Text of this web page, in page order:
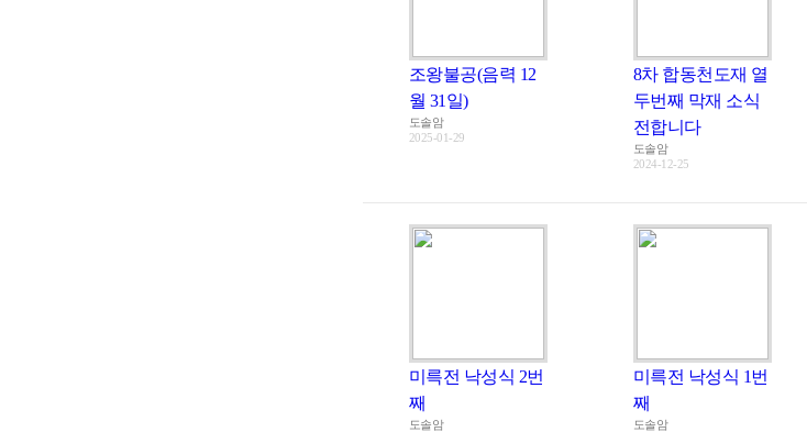
조왕불공(음력 12
월 31일)
도솔암
2025-01-29
8차 합동천도재 열
두번째 막재 소식
전합니다
도솔암
2024-12-25
미륵전 낙성식 2번
째
도솔암
미륵전 낙성식 1번
째
도솔암